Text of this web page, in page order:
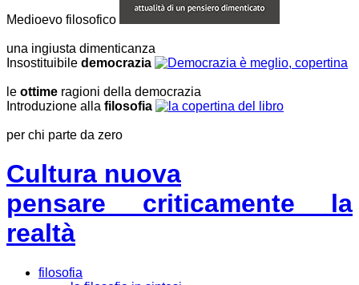
Medioevo filosofico
una ingiusta dimenticanza
Insostituibile democrazia
le ottime ragioni della democrazia
Introduzione alla filosofia
per chi parte da zero
Cultura nuova
pensare criticamente la
realtà
filosofia